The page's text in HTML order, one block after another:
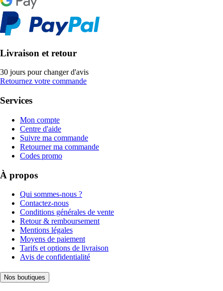
Livraison et retour
30 jours pour changer d'avis
Retournez votre commande
Services
Mon compte
Centre d'aide
Suivre ma commande
Retourner ma commande
Codes promo
À propos
Qui sommes-nous ?
Contactez-nous
Conditions générales de vente
Retour & remboursement
Mentions légales
Moyens de paiement
Tarifs et options de livraison
Avis de confidentialité
Nos boutiques